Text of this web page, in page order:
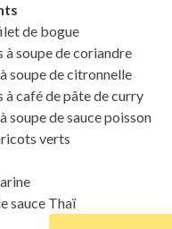
de bogue
à soupe de coriandre
soupe de citronnelle
à café de pâte de curry
soupe de sauce poisson
verts
sauce Thaï